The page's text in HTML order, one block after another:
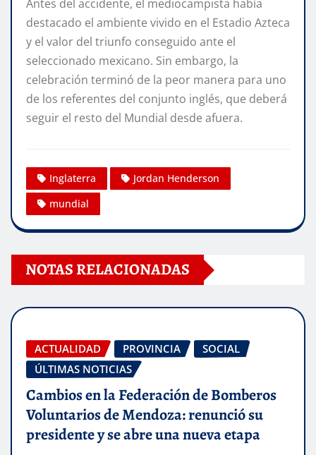
Antes del accidente, el mediocampista había
destacado el ambiente vivido en el Estadio Azteca
y el valor del triunfo conseguido ante el
seleccionado mexicano. Sin embargo, la
celebración terminó de la peor manera para uno
de los referentes del conjunto inglés, que deberá
seguir el resto del Mundial desde afuera.
Inglaterra
Jordan Henderson
mundial
NOTAS RELACIONADAS
ACTUALIDAD PROVINCIA
SOCIAL
ÚLTIMAS NOTICIAS
Cambios en la Federación de Bomberos
Voluntarios de Mendoza: renunció su
presidente y se abre una nueva etapa